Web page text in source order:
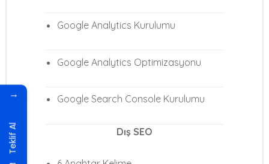
Google Analytics Kurulumu
Google Analytics Optimizasyonu
Google Search Console Kurulumu
Dış SEO
→
Teklif Al